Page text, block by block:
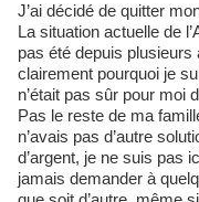
J’ai décidé de quitter
La situation actuelle de
pas été depuis
clairement pourquoi je
n’était pas sûr pour moi
Pas le reste de ma
n’avais pas d’autre
d’argent, je ne suis pas
jamais demander à